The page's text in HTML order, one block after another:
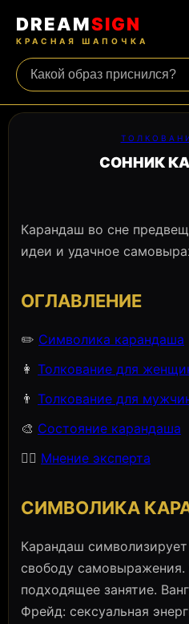
DREAMSIGN
КРАСНАЯ ШАПОЧКА
СОННИК
Карандаш во сне
идеи и удачное
ОГЛАВЛЕНИЕ
✏️ Символика карандаша
👩 Толкование для
👨 Толкование для
🎨 Состояние карандаша
🧙‍♀️ Мнение эксперта
СИМВОЛИКА
Карандаш
свободу
подходящее занятие.
Фрейд: сексуальная